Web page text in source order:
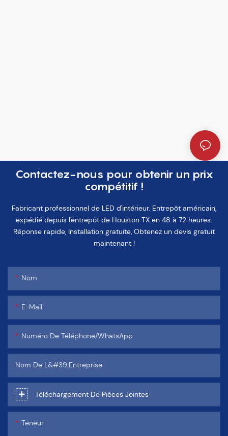
Contactez-nous pour obtenir un prix
compétitif !
Fabricant professionnel de LED d'intérieur. Entrepôt américain,
expédié depuis l'entrepôt de Houston TX en 48 à 72 heures.
Réponse rapide, Installation gratuite, Obtenez un devis gratuit
maintenant !
Nom
E-Mail
Numéro De Téléphone/WhatsApp
Nom De L&#39;entreprise
Téléchargement De Pièces Jointes
Teneur